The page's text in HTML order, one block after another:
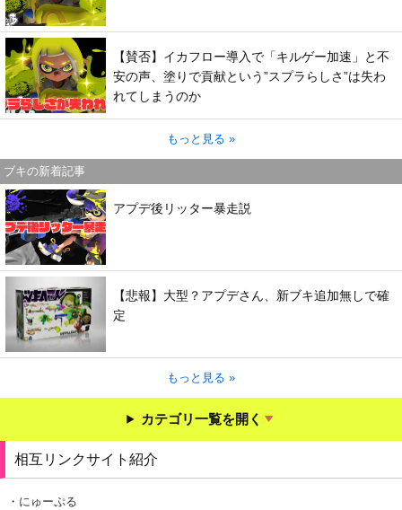
【賛否】イカフロー導入で「キルゲー加速」と不
安の声、塗りで貢献という”スプラらしさ”は失わ
れてしまうのか
もっと見る »
ブキの新着記事
アプデ後リッター暴走説
【悲報】大型？アプデさん、新ブキ追加無しで確
定
もっと見る »
カテゴリ一覧を開く
相互リンクサイト紹介
・にゅーぷる